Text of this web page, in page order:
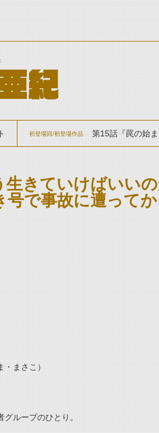
紀
初登場回/初登場作品 第15話『罠の始
生きていけばいい
で事故に遭ってか
まさこ）
グループのひとり。